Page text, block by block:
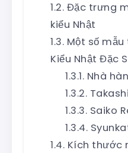
Đặc trưng
kiểu Nhật
Một số
Kiểu Nhật Đặc
Nhà
Takashi
Saiko
Kích thước